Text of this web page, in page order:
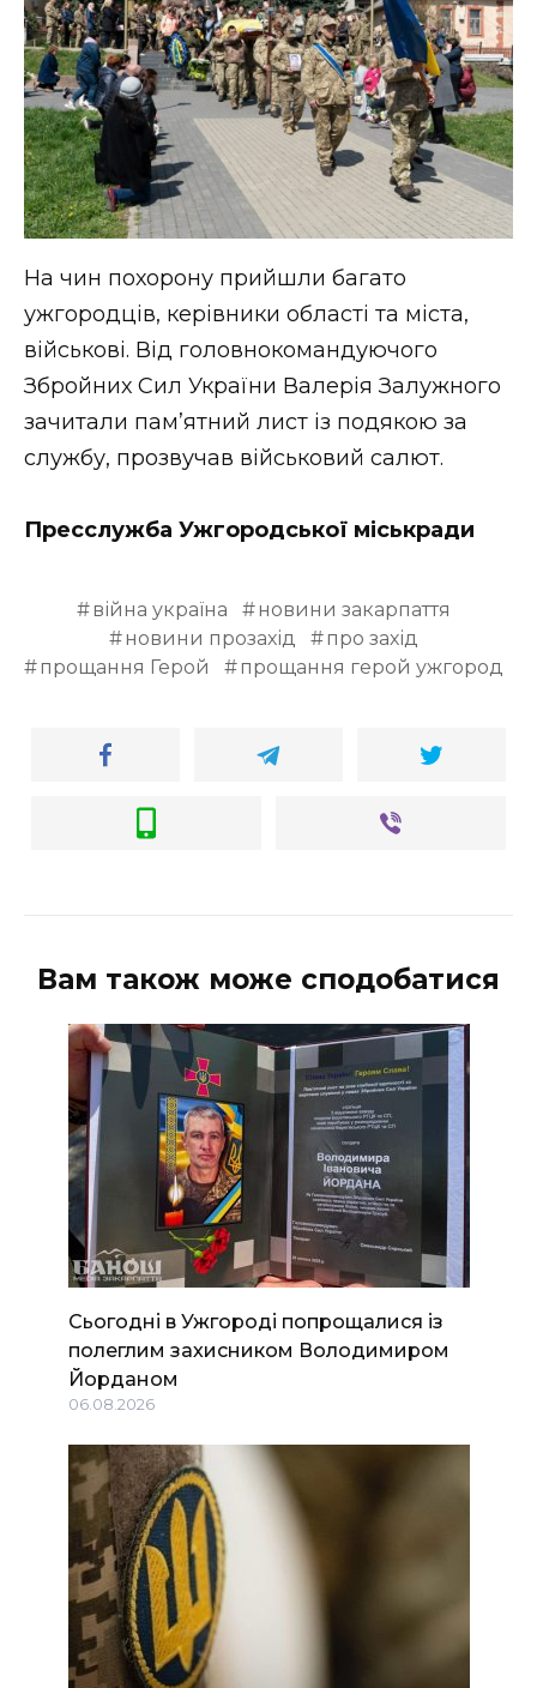
На чин похорону прийшли багато
ужгородців, керівники області та міста,
військові. Від головнокомандуючого
Збройних Сил України Валерія Залужного
зачитали пам’ятний лист із подякою за
службу, прозвучав військовий салют.
Пресслужба Ужгородської міськради
війна україна
новини закарпаття
новини прозахід
про захід
прощання Герой
прощання герой ужгород
Вам також може сподобатися
Сьогодні в Ужгороді попрощалися із
полеглим захисником Володимиром
Йорданом
06.08.2026